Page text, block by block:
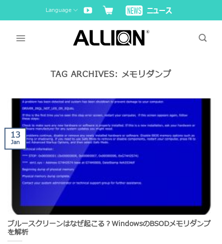
to
Language
TAG ARCHIVES: メモリダンプ
ブルースクリーンはなぜ起こる？WindowsのBSODメモリダンプ
を解析
13
Jan